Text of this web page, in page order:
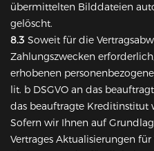
übermittelten Bilddateien
gelöscht.
8.3 Soweit für die
Zahlungszwecken
erhobenen
lit. b DSGVO an das
das beauftragte Kreditinstitut
Sofern wir Ihnen auf
Vertrages Aktualisierungen